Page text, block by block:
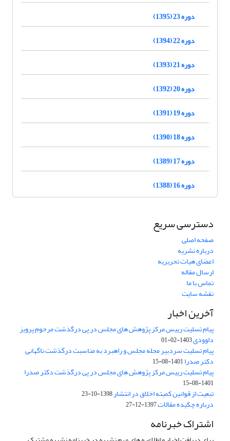
دوره 23 (1395)
دوره 22 (1394)
دوره 21 (1393)
دوره 20 (1392)
دوره 19 (1391)
دوره 18 (1390)
دوره 17 (1389)
دوره 16 (1388)
دسترسی سریع
صفحه اصلی
درباره نشریه
اعضای هیات تحریریه
ارسال مقاله
تماس با ما
نقشه سایت
آخرین اخبار
پیام تسلیت رییس مرکز پژوهش های مجلس در پی درگذشت مرحوم پرویز
داوودی1403-02-01
پیام تسلیت سردبیر مجله مجلس و راهبرد به مناسبت درگذشت ناگهانی
دکتر صدرا1401-08-15
پیام تسلیت رییس مرکز پژوهش های مجلس در پی درگذشت دکتر صدرا
1401-08-15
تبعیت از قوانین کمیته اخلاق در انتشار1398-10-23
درباره چکیده مقالات1397-12-27
اشتراک خبرنامه